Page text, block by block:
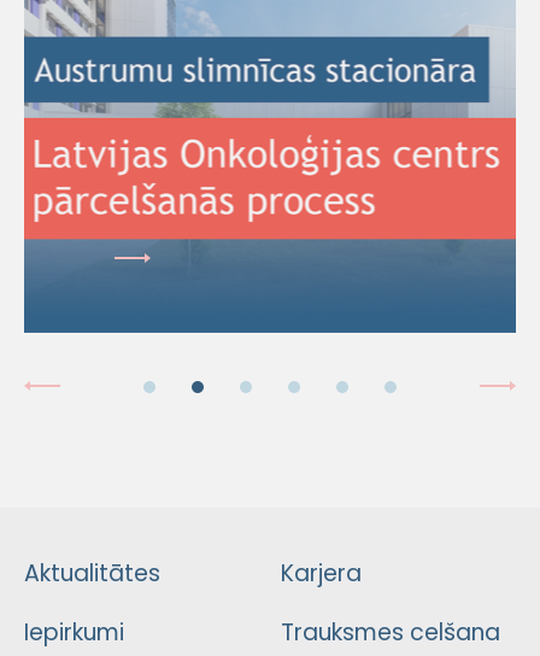
Aktualitātes
Iepirkumi
Karjera
Trauksmes celšana